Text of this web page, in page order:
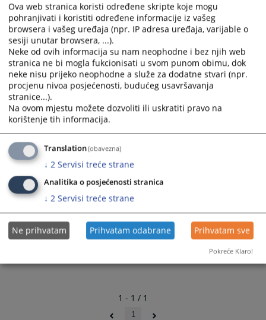
1 - 1 / 1
1
Ova web stranica koristi određene skripte koje mogu
pohranjivati i koristiti određene informacije iz vašeg
browsera i vašeg uređaja (npr. IP adresa uređaja, varijable o
sesiji unutar browsera, ...).
Neke od ovih informacija su nam neophodne i bez njih web
stranica ne bi mogla fukcionisati u svom punom obimu, dok
neke nisu prijeko neophodne a služe za dodatne stvari (npr.
procjenu nivoa posjećenosti, budućeg usavršavanja
stranice...).
Na ovom mjestu možete dozvoliti ili uskratiti pravo na
korištenje tih informacija.
Translation(obavezna)
↓ 2 Servisi treće strane
Analitika o posjećenosti stranica
↓ 2 Servisi treće strane
Ne prihvatam Prihvatam odabrane Prihvatam sve
Pokreće Klaro!